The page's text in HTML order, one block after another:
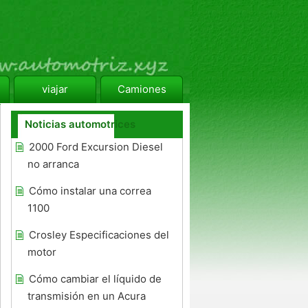
viajar Camiones
Noticias automotrices
2000 Ford Excursion Diesel
no arranca
Cómo instalar una correa
1100
Crosley Especificaciones del
motor
Cómo cambiar el líquido de
transmisión en un Acura